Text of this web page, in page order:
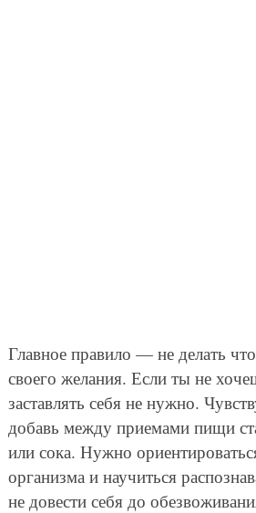
Главное правило — не делать
своего желания. Если ты не
заставлять себя не нужно.
добавь между приемами пищи
или сока. Нужно
организма и научиться
не довести себя до